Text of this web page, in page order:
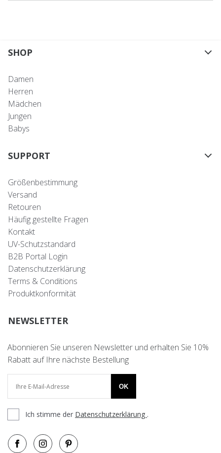
SHOP
Damen
Herren
Mädchen
Jungen
Babys
SUPPORT
Größenbestimmung
Versand
Retouren
Häufig gestellte Fragen
Kontakt
UV-Schutzstandard
B2B Portal Login
Datenschutzerklärung
Terms & Conditions
Produktkonformität
NEWSLETTER
Abonnieren Sie unseren Newsletter und erhalten Sie 10%
Rabatt auf Ihre nächste Bestellung
OK
Ich stimme der Datenschutzerklärung .